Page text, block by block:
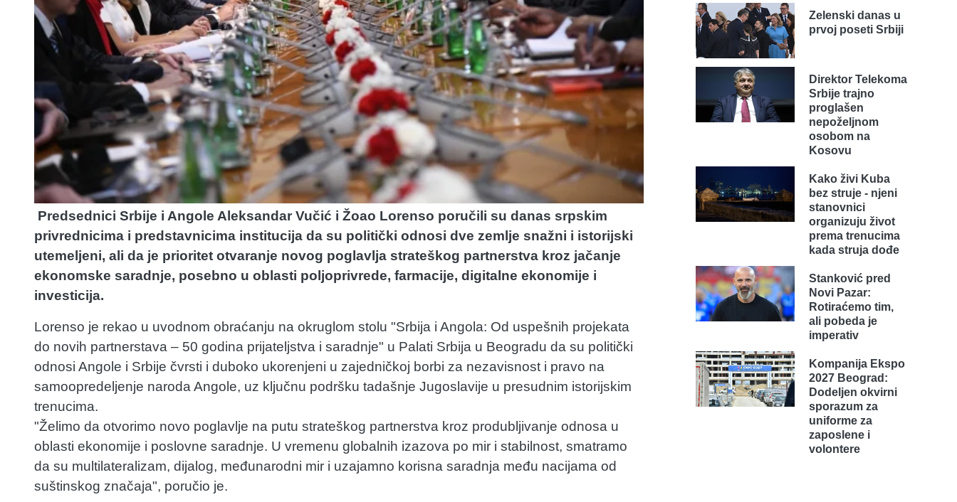
Predsednici Srbije i Angole Aleksandar Vučić i Žoao Lorenso poručili su danas srpskim
privrednicima i predstavnicima institucija da su politički odnosi dve zemlje snažni i istorijski
utemeljeni, ali da je prioritet otvaranje novog poglavlja strateškog partnerstva kroz jačanje
ekonomske saradnje, posebno u oblasti poljoprivrede, farmacije, digitalne ekonomije i
investicija.
Lorenso je rekao u uvodnom obraćanju na okruglom stolu "Srbija i Angola: Od uspešnih projekata
do novih partnerstava – 50 godina prijateljstva i saradnje" u Palati Srbija u Beogradu da su politički
odnosi Angole i Srbije čvrsti i duboko ukorenjeni u zajedničkoj borbi za nezavisnost i pravo na
samoopredeljenje naroda Angole, uz ključnu podršku tadašnje Jugoslavije u presudnim istorijskim
trenucima.
"Želimo da otvorimo novo poglavlje na putu strateškog partnerstva kroz produbljivanje odnosa u
oblasti ekonomije i poslovne saradnje. U vremenu globalnih izazova po mir i stabilnost, smatramo
da su multilateralizam, dijalog, međunarodni mir i uzajamno korisna saradnja među nacijama od
suštinskog značaja", poručio je.
Zelenski danas u
prvoj poseti Srbiji
Direktor Telekoma
Srbije trajno
proglašen
nepoželjnom
osobom na
Kosovu
Kako živi Kuba
bez struje - njeni
stanovnici
organizuju život
prema trenucima
kada struja dođe
Stanković pred
Novi Pazar:
Rotiraćemo tim,
ali pobeda je
imperativ
Kompanija Ekspo
2027 Beograd:
Dodeljen okvirni
sporazum za
uniforme za
zaposlene i
volontere